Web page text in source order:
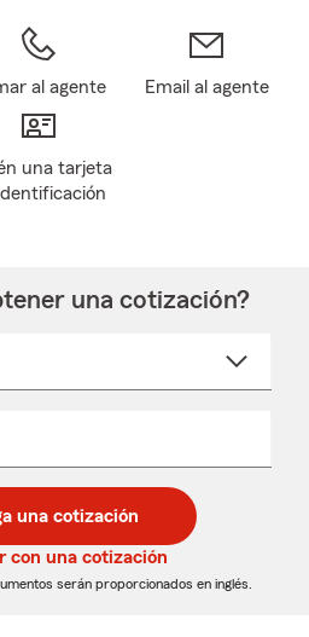
al agente Email al agente
una tarjeta
una cotización?
una cotización
con una cotización
serán proporcionados en inglés.